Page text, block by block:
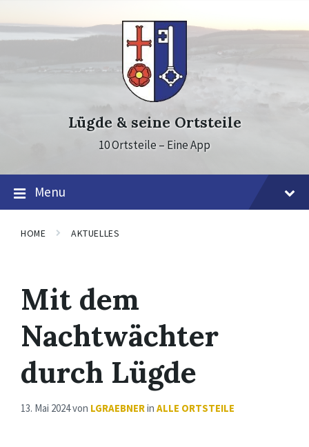
content
main
navigation
footer
Lügde & seine Ortsteile
10 Ortsteile – Eine App
Menu
HOME AKTUELLES
Mit dem
Nachtwächter
durch Lügde
13. Mai 2024von LGRAEBNERin ALLE ORTSTEILE